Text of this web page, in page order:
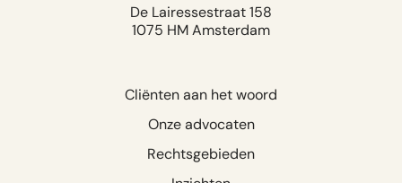
De Lairessestraat 158
1075 HM Amsterdam
Cliënten aan het woord
Onze advocaten
Rechtsgebieden